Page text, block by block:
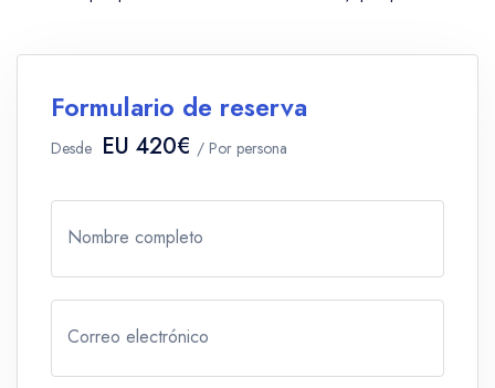
Formulario de reserva
Desde EU 420€ / Por persona
Nombre completo
Correo electrónico